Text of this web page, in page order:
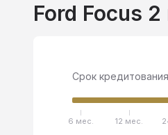
Ford Focus
Срок
6 мес. 12 мес.